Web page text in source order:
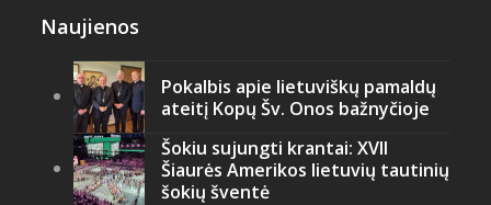
Naujienos
Pokalbis apie lietuviškų pamaldų
ateitį Kopų Šv. Onos bažnyčioje
Šokiu sujungti krantai: XVII
Šiaurės Amerikos lietuvių tautinių
šokių šventė